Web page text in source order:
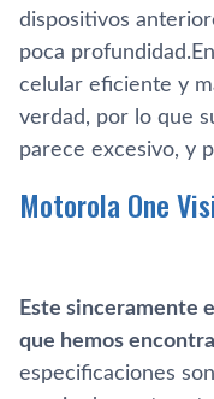
dispositivos
poca
celular eficiente y
verdad, por lo que
parece excesivo, y
Motorola One
Este sinceramente
que hemos
especificaciones